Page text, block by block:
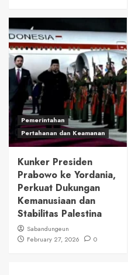
Pemerintahan
Pertahanan dan Keamanan
Kunker Presiden
Prabowo ke Yordania,
Perkuat Dukungan
Kemanusiaan dan
Stabilitas Palestina
Sabandungeun
February 27, 2026
0